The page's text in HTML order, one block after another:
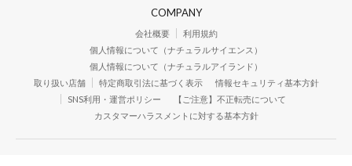
COMPANY
会社概要
利用規約
個人情報について（ナチュラルサイエンス）
個人情報について（ナチュラルアイランド）
取り扱い店舗
特定商取引法に基づく表示
情報セキュリティ基本方針
SNS利用・運営ポリシー
【ご注意】不正転売について
カスタマーハラスメントに対する基本方針